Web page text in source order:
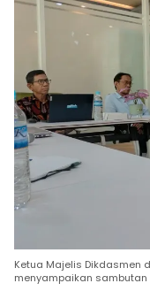
Ketua Majelis Dikdasmen
menyampaikan sambutan